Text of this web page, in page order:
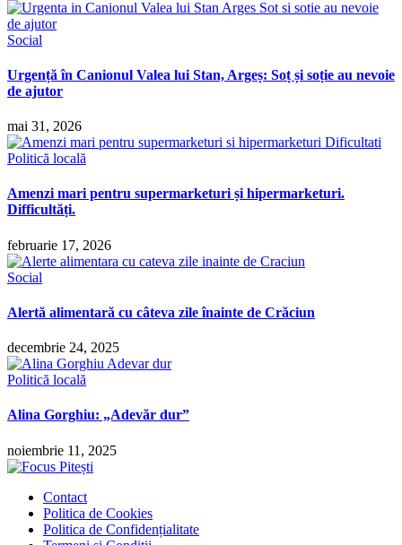
Social
Urgență în Canionul Valea lui Stan, Argeș: Soț și soție au nevoie
de ajutor
mai 31, 2026
Politică locală
Amenzi mari pentru supermarketuri și hipermarketuri.
Difficultăți.
februarie 17, 2026
Social
Alertă alimentară cu câteva zile înainte de Crăciun
decembrie 24, 2025
Politică locală
Alina Gorghiu: „Adevăr dur”
noiembrie 11, 2025
Contact
Politica de Cookies
Politica de Confidențialitate